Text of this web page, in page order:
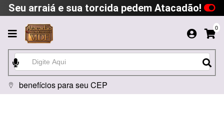
Seu arraiá e sua torcida pedem Atacadão!
0
benefícios para seu CEP